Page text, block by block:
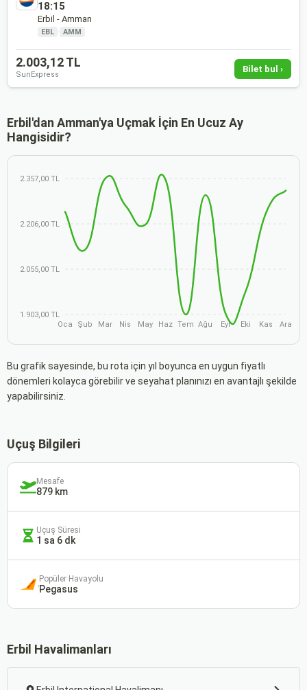
18:15
Erbil - Amman
EBL · AMM
2.003,12 TL
SunExpress
Bilet bul ›
Erbil'dan Amman'ya Uçmak İçin En Ucuz Ay
Hangisidir?
2.357,00 TL
2.206,00 TL
2.055,00 TL
1.903,00 TL
Oca
Şub Mar Nis May Haz Tem Ağu Eyl Eki Kas Ara
Bu grafik sayesinde, bu rota için yıl boyunca en uygun fiyatlı
dönemleri kolayca görebilir ve seyahat planınızı en avantajlı şekilde
yapabilirsiniz.
Uçuş Bilgileri
Mesafe
879 km
Uçuş Süresi
1 sa 6 dk
Popüler Havayolu
Pegasus
Erbil Havalimanları